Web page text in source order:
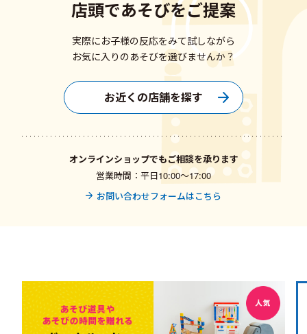
店頭であそびをご提案
実際にお子様の反応をみて試しながら
お気に入りのあそびを選びませんか？
お近くの店舗を探す
オンラインショップでもご相談を承ります
営業時間：平日10:00〜17:00
お問い合わせフォームはこちら